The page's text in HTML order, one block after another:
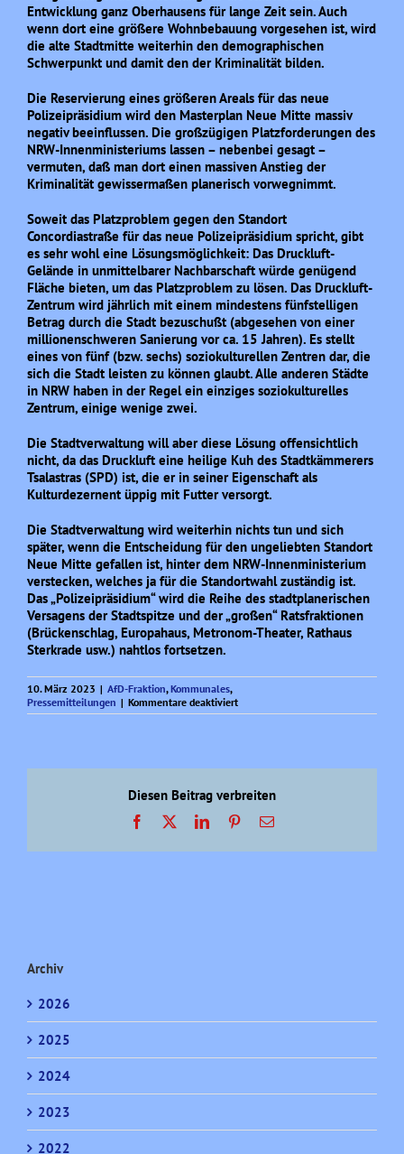
Entwicklung ganz Oberhausens für lange Zeit sein. Auch
wenn dort eine größere Wohnbebauung vorgesehen ist, wird
die alte Stadtmitte weiterhin den demographischen
Schwerpunkt und damit den der Kriminalität bilden.
Die Reservierung eines größeren Areals für das neue
Polizeipräsidium wird den Masterplan Neue Mitte massiv
negativ beeinflussen. Die großzügigen Platzforderungen des
NRW-Innenministeriums lassen – nebenbei gesagt –
vermuten, daß man dort einen massiven Anstieg der
Kriminalität gewissermaßen planerisch vorwegnimmt.
Soweit das Platzproblem gegen den Standort
Concordiastraße für das neue Polizeipräsidium spricht, gibt
es sehr wohl eine Lösungsmöglichkeit: Das Druckluft-
Gelände in unmittelbarer Nachbarschaft würde genügend
Fläche bieten, um das Platzproblem zu lösen. Das Druckluft-
Zentrum wird jährlich mit einem mindestens fünfstelligen
Betrag durch die Stadt bezuschußt (abgesehen von einer
millionenschweren Sanierung vor ca. 15 Jahren). Es stellt
eines von fünf (bzw. sechs) soziokulturellen Zentren dar, die
sich die Stadt leisten zu können glaubt. Alle anderen Städte
in NRW haben in der Regel ein einziges soziokulturelles
Zentrum, einige wenige zwei.
Die Stadtverwaltung will aber diese Lösung offensichtlich
nicht, da das Druckluft eine heilige Kuh des Stadtkämmerers
Tsalastras (SPD) ist, die er in seiner Eigenschaft als
Kulturdezernent üppig mit Futter versorgt.
Die Stadtverwaltung wird weiterhin nichts tun und sich
später, wenn die Entscheidung für den ungeliebten Standort
Neue Mitte gefallen ist, hinter dem NRW-Innenministerium
verstecken, welches ja für die Standortwahl zuständig ist.
Das „Polizeipräsidium“ wird die Reihe des stadtplanerischen
Versagens der Stadtspitze und der „großen“ Ratsfraktionen
(Brückenschlag, Europahaus, Metronom-Theater, Rathaus
Sterkrade usw.) nahtlos fortsetzen.
10. März 2023 | AfD-Fraktion,Kommunales,
Pressemitteilungen | Kommentare deaktiviertfür
Polizeipräsidium
der
Diesen Beitrag verbreiten
Facebook LinkedInPinterest
E-
Archiv
2026
2025
2024
2023
2022